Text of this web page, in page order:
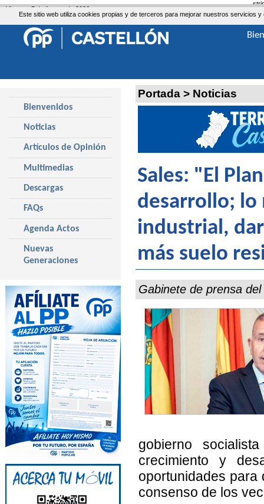
Este sitio web utiliza cookies propias y de terceros para mejorar nuestros servicios
Portada > Noticias
Sales: "El
desarrollo; lo
industrial,
más suelo
Gabinete de prensa
gobierno
crecimiento y
oportunidades
consenso de los
Bienvenidos
Noticias
Artículos de Opinión
Multimedias
Descargas
FAQs
Agenda Actos
Nuevas
Generaciones
Viernes, 7 de Agosto de 2026